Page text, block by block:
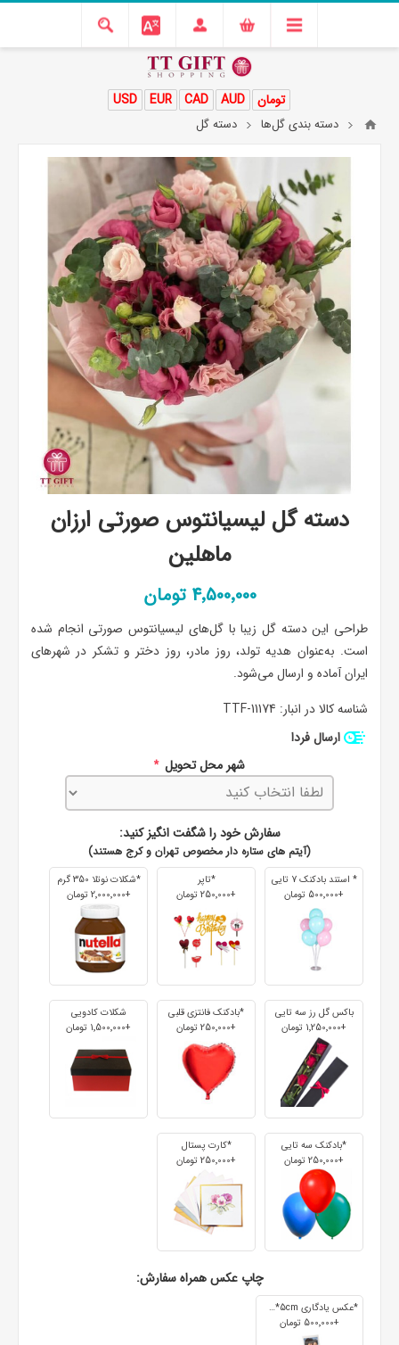
USD EUR CAD AUD تومان
دسته بندی گل‌ها دسته گل
دسته گل لیسیانتوس صورتی ارزان
ماهلین
4٬500٬000 تومان
طراحی این دسته گل زیبا با گل‌های لیسیانتوس صورتی انجام شده
است. به‌عنوان هدیه تولد، روز مادر، روز دختر و تشکر در شهرهای
ایران آماده و ارسال می‌شود.
شناسه کالا در انبار: TTF-11174
ارسال فردا
شهر محل تحویل *
سفارش خود را شگفت انگیز کنید:
(آیتم های ستاره دار مخصوص تهران و کرج هستند)
* استند بادکنک 7 تایی
+500٬000 تومان
*تاپر
+250٬000 تومان
*شکلات نوتلا 350 گرم
+2٬000٬000 تومان
باکس گل رز سه تایی
+1٬250٬000 تومان
*بادکنک فانتزی قلبی
+250٬000 تومان
شکلات کادویی
+1٬500٬000 تومان
*بادکنک سه تایی
+250٬000 تومان
*کارت پستال
+250٬000 تومان
چاپ عکس همراه سفارش:
*عکس یادگاری 7cm*5cm
+500٬000 تومان